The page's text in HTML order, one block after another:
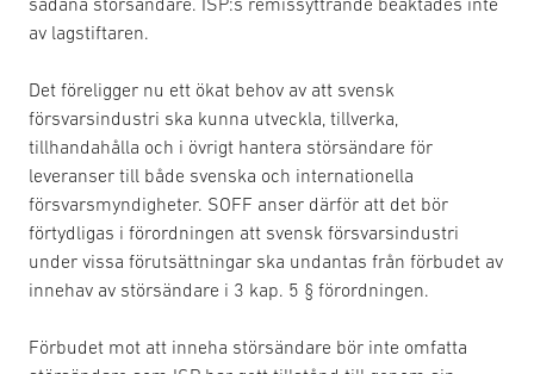
av lagstiftaren.
Det föreligger nu ett ökat behov av att svensk
försvarsindustri ska kunna utveckla, tillverka,
tillhandahålla och i övrigt hantera störsändare för
leveranser till både svenska och internationella
försvarsmyndigheter. SOFF anser därför att det bör
förtydligas i förordningen att svensk försvarsindustri
under vissa förutsättningar ska undantas från förbudet av
innehav av störsändare i 3 kap. 5 § förordningen.
Förbudet mot att inneha störsändare bör inte omfatta